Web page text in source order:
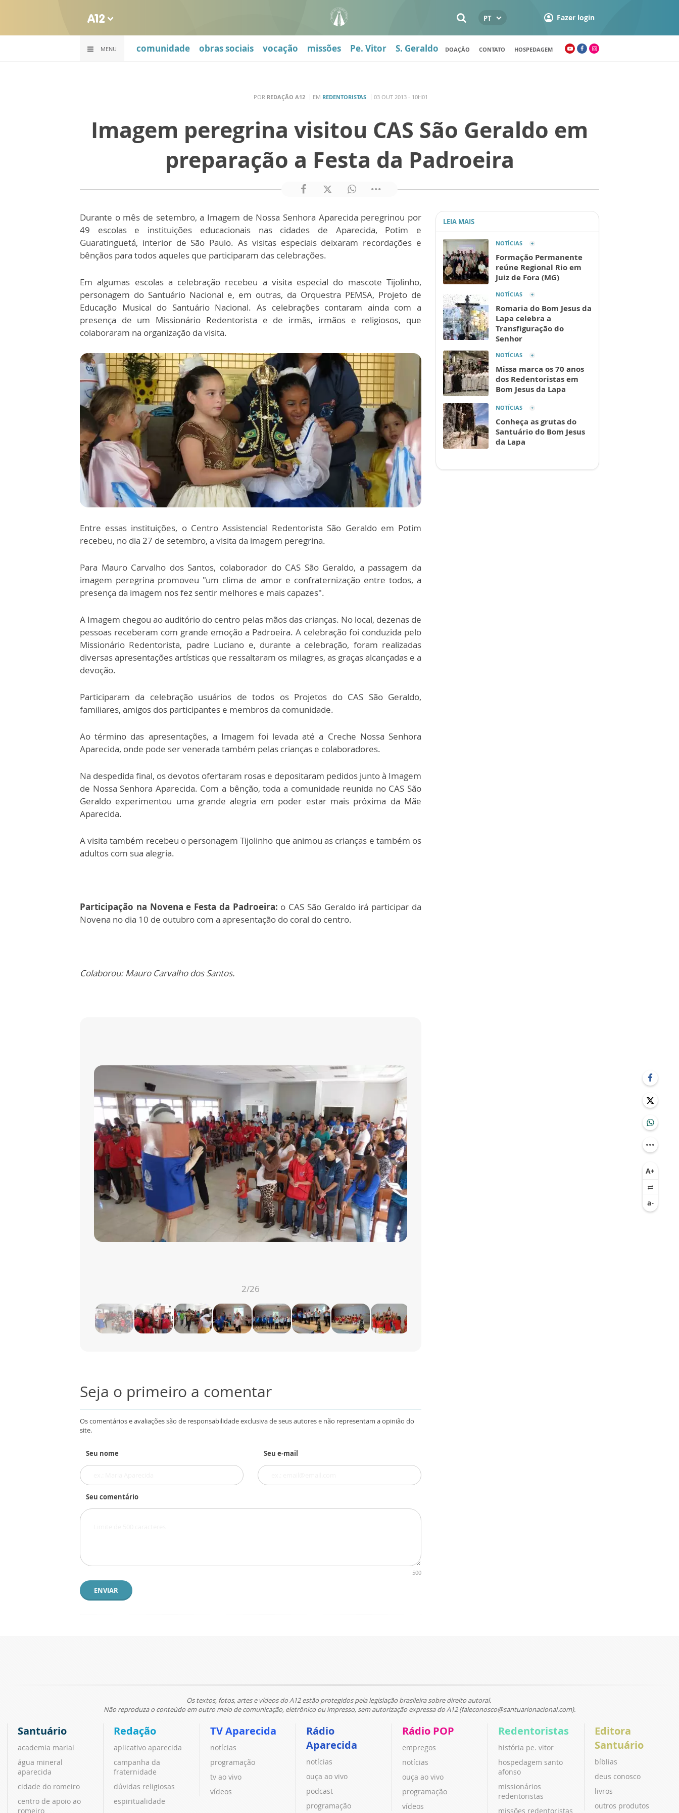
PT Fazer login
MENU comunidade obras sociais vocação missões Pe. Vitor S. Geraldo DOAÇÃO CONTATO HOSPEDAGEM
POR REDAÇÃO A12 EM REDENTORISTAS 03 OUT 2013 - 10H01
Imagem peregrina visitou CAS São Geraldo em
preparação a Festa da Padroeira
Durante o mês de setembro, a Imagem de Nossa Senhora Aparecida peregrinou por
49 escolas e instituições educacionais nas cidades de Aparecida, Potim e
Guaratinguetá, interior de São Paulo. As visitas especiais deixaram recordações e
bênçãos para todos aqueles que participaram das celebrações.
Em algumas escolas a celebração recebeu a visita especial do mascote Tijolinho,
personagem do Santuário Nacional e, em outras, da Orquestra PEMSA, Projeto de
Educação Musical do Santuário Nacional. As celebrações contaram ainda com a
presença de um Missionário Redentorista e de irmãs, irmãos e religiosos, que
colaboraram na organização da visita.
Entre essas instituições, o Centro Assistencial Redentorista São Geraldo em Potim
recebeu, no dia 27 de setembro, a visita da imagem peregrina.
Para Mauro Carvalho dos Santos, colaborador do CAS São Geraldo, a passagem da
imagem peregrina promoveu "um clima de amor e confraternização entre todos, a
presença da imagem nos fez sentir melhores e mais capazes".
A Imagem chegou ao auditório do centro pelas mãos das crianças. No local, dezenas de
pessoas receberam com grande emoção a Padroeira. A celebração foi conduzida pelo
Missionário Redentorista, padre Luciano e, durante a celebração, foram realizadas
diversas apresentações artísticas que ressaltaram os milagres, as graças alcançadas e a
devoção.
Participaram da celebração usuários de todos os Projetos do CAS São Geraldo,
familiares, amigos dos participantes e membros da comunidade.
Ao término das apresentações, a Imagem foi levada até a Creche Nossa Senhora
Aparecida, onde pode ser venerada também pelas crianças e colaboradores.
Na despedida final, os devotos ofertaram rosas e depositaram pedidos junto à Imagem
de Nossa Senhora Aparecida. Com a bênção, toda a comunidade reunida no CAS São
Geraldo experimentou uma grande alegria em poder estar mais próxima da Mãe
Aparecida.
A visita também recebeu o personagem Tijolinho que animou as crianças e também os
adultos com sua alegria.
Participação na Novena e Festa da Padroeira: o CAS São Geraldo irá participar da
Novena no dia 10 de outubro com a apresentação do coral do centro.
Colaborou: Mauro Carvalho dos Santos.
2/26
Seja o primeiro a comentar
Os comentários e avaliações são de responsabilidade exclusiva de seus autores e não representam a opinião do
site.
Seu nome Seu e-mail
Seu comentário
500
ENVIAR
LEIA MAIS
NOTÍCIAS
Formação Permanente
reúne Regional Rio em
Juiz de Fora (MG)
NOTÍCIAS
Romaria do Bom Jesus da
Lapa celebra a
Transfiguração do
Senhor
NOTÍCIAS
Missa marca os 70 anos
dos Redentoristas em
Bom Jesus da Lapa
NOTÍCIAS
Conheça as grutas do
Santuário do Bom Jesus
da Lapa
Os textos, fotos, artes e vídeos do A12 estão protegidos pela legislação brasileira sobre direito autoral.
Não reproduza o conteúdo em outro meio de comunicação, eletrônico ou impresso, sem autorização expressa do A12 (faleconosco@santuarionacional.com).
Santuário
academia marial
água mineral
aparecida
cidade do romeiro
centro de apoio ao
romeiro
Redação
aplicativo aparecida
campanha da
fraternidade
dúvidas religiosas
espiritualidade
TV Aparecida
notícias
programação
tv ao vivo
vídeos
Rádio
Aparecida
notícias
ouça ao vivo
podcast
programação
Rádio POP
empregos
notícias
ouça ao vivo
programação
vídeos
Redentoristas
história pe. vitor
hospedagem santo
afonso
missionários
redentoristas
missões redentoristas
Editora
Santuário
bíblias
deus conosco
livros
outros produtos